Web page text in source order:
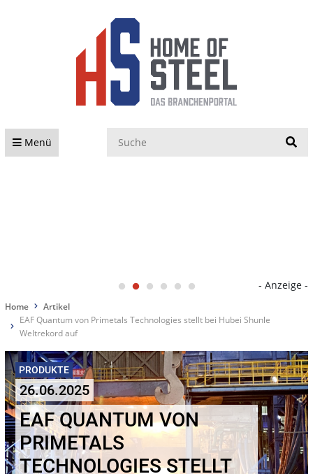
Menü
- Anzeige -
Home
Artikel
EAF Quantum von Primetals Technologies stellt bei Hubei Shunle
Weltrekord auf
PRODUKTE
26.06.2025
EAF QUANTUM VON
PRIMETALS
TECHNOLOGIES STELLT